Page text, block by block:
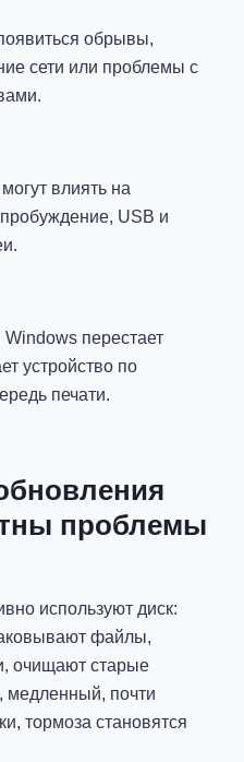
обрывы,
сети или проблемы с
влиять на
USB и
перестает
устройство по
печати.
проблемы
используют диск:
файлы,
очищают старые
медленный, почти
тормоза становятся